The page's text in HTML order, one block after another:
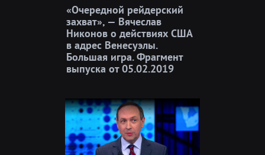
«Очередной рейдерский
захват», — Вячеслав
Никонов о действиях США
в адрес Венесуэлы.
Большая игра. Фрагмент
выпуска от 05.02.2019